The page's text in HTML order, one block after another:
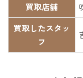
買取店舗
買取したスタッ
フ